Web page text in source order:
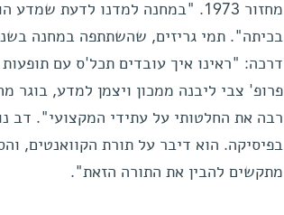
מחזור 1973. "במחנה למדנו לדעת
דרכה: "ראינו איך עובדים תכל'ס עם תופעות
בפיסיקה. הוא דיבר על תורת הקוואנטים,
מתקשים להבין את התורה הזאת".